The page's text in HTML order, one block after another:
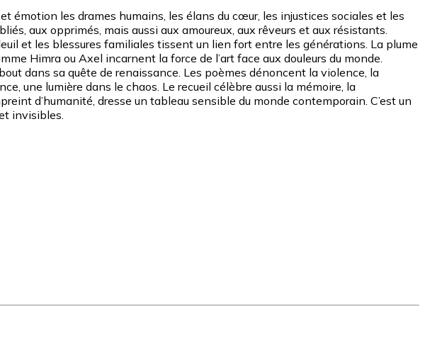
émotion les drames humains, les élans du cœur, les injustices sociales et les
aux opprimés, mais aussi aux amoureux, aux rêveurs et aux résistants.
et les blessures familiales tissent un lien fort entre les générations. La plume
Himra ou Axel incarnent la force de l’art face aux douleurs du monde.
dans sa quête de renaissance. Les poèmes dénoncent la violence, la
une lumière dans le chaos. Le recueil célèbre aussi la mémoire, la
d’humanité, dresse un tableau sensible du monde contemporain. C’est un
invisibles.